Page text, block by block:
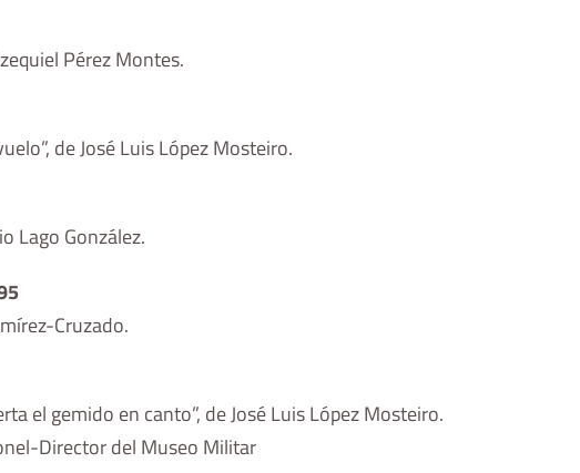
Pérez Montes.
de José Luis López Mosteiro.
Lago González.
Cruzado.
el gemido en canto”, de José Luis López Mosteiro.
Director del Museo Militar